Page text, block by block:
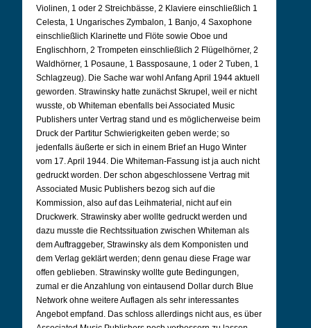
Violinen, 1 oder 2 Streichbässe, 2 Klaviere einschließlich 1
Celesta, 1 Ungarisches Zymbalon, 1 Banjo, 4 Saxophone
einschließlich Klarinette und Flöte sowie Oboe und
Englischhorn, 2 Trompeten einschließlich 2 Flügelhörner, 2
Waldhörner, 1 Posaune, 1 Bassposaune, 1 oder 2 Tuben, 1
Schlagzeug). Die Sache war wohl Anfang April 1944 aktuell
geworden. Strawinsky hatte zunächst Skrupel, weil er nicht
wusste, ob Whiteman ebenfalls bei Associated Music
Publishers unter Vertrag stand und es möglicherweise beim
Druck der Partitur Schwierigkeiten geben werde; so
jedenfalls äußerte er sich in einem Brief an Hugo Winter
vom 17. April 1944. Die Whiteman-Fassung ist ja auch nicht
gedruckt worden. Der schon abgeschlossene Vertrag mit
Associated Music Publishers bezog sich auf die
Kommission, also auf das Leihmaterial, nicht auf ein
Druckwerk. Strawinsky aber wollte gedruckt werden und
dazu musste die Rechtssituation zwischen Whiteman als
dem Auftraggeber, Strawinsky als dem Komponisten und
dem Verlag geklärt werden; denn genau diese Frage war
offen geblieben. Strawinsky wollte gute Bedingungen,
zumal er die Anzahlung von eintausend Dollar durch Blue
Network ohne weitere Auflagen als sehr interessantes
Angebot empfand. Das schloss allerdings nicht aus, es über